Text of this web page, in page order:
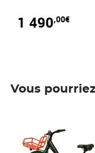
1 490,00€
Vous